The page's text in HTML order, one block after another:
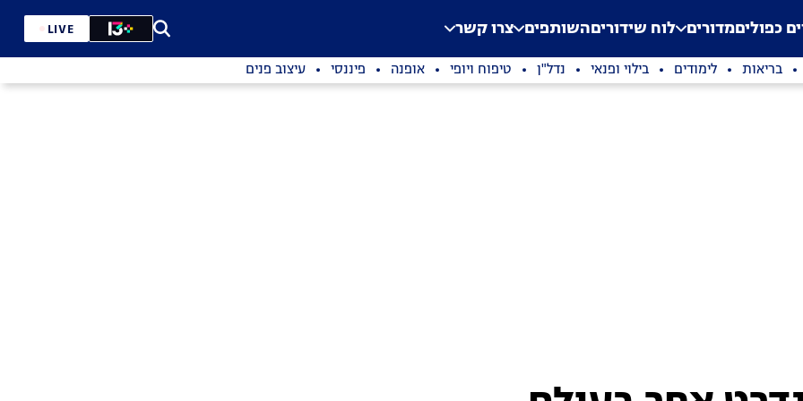
Application error: a
. כפוליםמדורים לוח שידוריםהשותפים צרו קשר LIVE
בריאות לימודים בילוי ופנאי נדל"ן טיפוח ויופי אופנה פיננסי עיצוב פנים